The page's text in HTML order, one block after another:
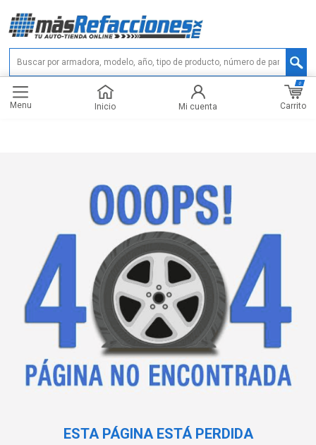
Menu Inicio Mi cuenta Carrito
0
ESTA PÁGINA ESTÁ PERDIDA